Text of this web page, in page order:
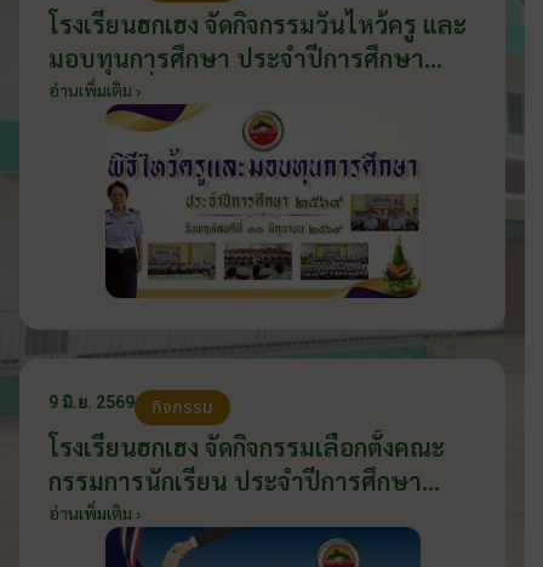
โรงเรียนฮกเฮง จัดกิจกรรมวันไหว้ครู และ
มอบทุนการศึกษา ประจำปีการศึกษา
2569 วันที่ 11 มิถุนายน 2569
อ่านเพิ่มเติม ›
9 มิ.ย. 2569 กิจกรรม
โรงเรียนฮกเฮง จัดกิจกรรมเลือกตั้งคณะ
กรรมการนักเรียน ประจำปีการศึกษา
2569 ส่งเสริมประชาธิปไตยในโรงเรียน
วันที่ 9 มิถุนายน 2569
อ่านเพิ่มเติม ›